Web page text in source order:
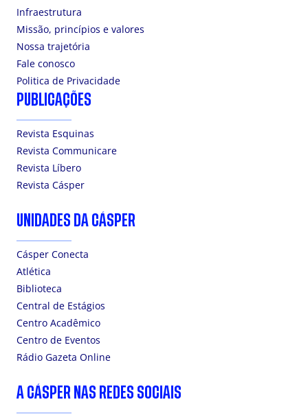
Infraestrutura
Missão, princípios e valores
Nossa trajetória
Fale conosco
Politica de Privacidade
PUBLICAÇÕES
Revista Esquinas
Revista Communicare
Revista Líbero
Revista Cásper
UNIDADES DA CÁSPER
Cásper Conecta
Atlética
Biblioteca
Central de Estágios
Centro Acadêmico
Centro de Eventos
Rádio Gazeta Online
A CÁSPER NAS REDES SOCIAIS